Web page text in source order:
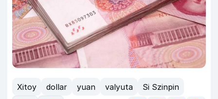
Xitoy dollar yuan valyuta
Si Szinpin